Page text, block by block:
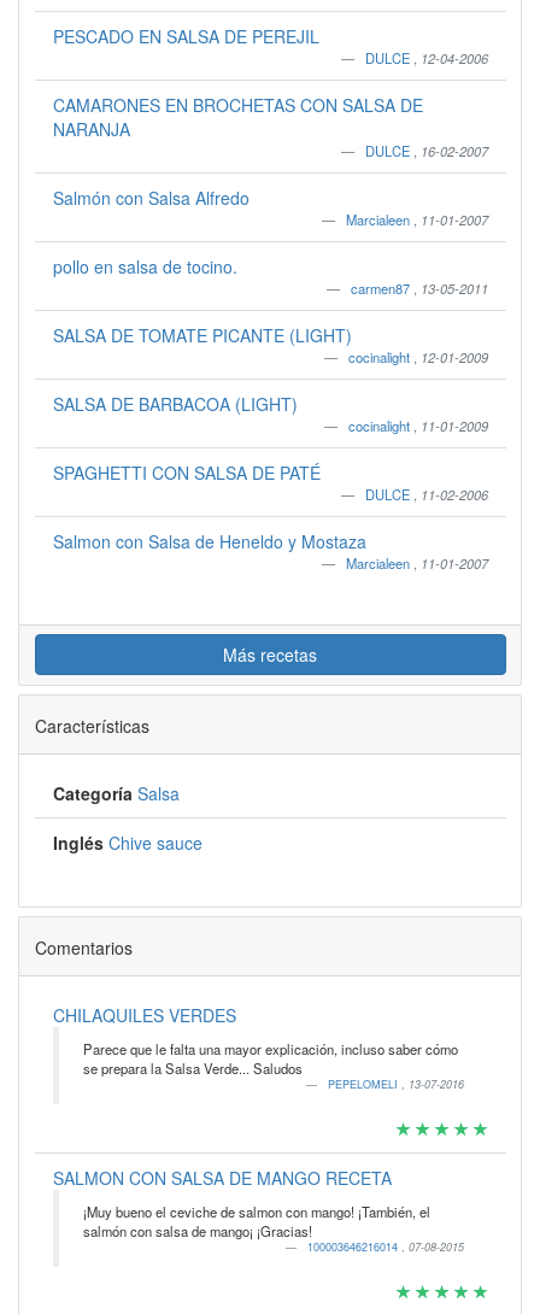
PESCADO EN SALSA DE PEREJIL
DULCE 12-04-2006
CAMARONES EN BROCHETAS CON SALSA DE
NARANJA
DULCE 16-02-2007
Salmón con Salsa Alfredo
Marcialeen 11-01-2007
pollo en salsa de tocino.
carmen87 13-05-2011
SALSA DE TOMATE PICANTE (LIGHT)
cocinalight 12-01-2009
SALSA DE BARBACOA (LIGHT)
cocinalight 11-01-2009
SPAGHETTI CON SALSA DE PATÉ
DULCE 11-02-2006
Salmon con Salsa de Heneldo y Mostaza
Marcialeen 11-01-2007
Más recetas
Características
Categoría Salsa
Inglés Chive sauce
Comentarios
CHILAQUILES VERDES
Parece que le falta una mayor explicación, incluso saber cómo
se prepara la Salsa Verde... Saludos
PEPELOMELI , 13-07-2016
SALMON CON SALSA DE MANGO RECETA
¡Muy bueno el ceviche de salmon con mango! ¡También, el
salmón con salsa de mango¡ ¡Gracias!
100003646216014 , 07-08-2015